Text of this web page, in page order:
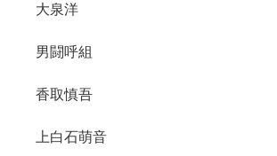
大泉洋
男闘呼組
香取慎吾
上白石萌音